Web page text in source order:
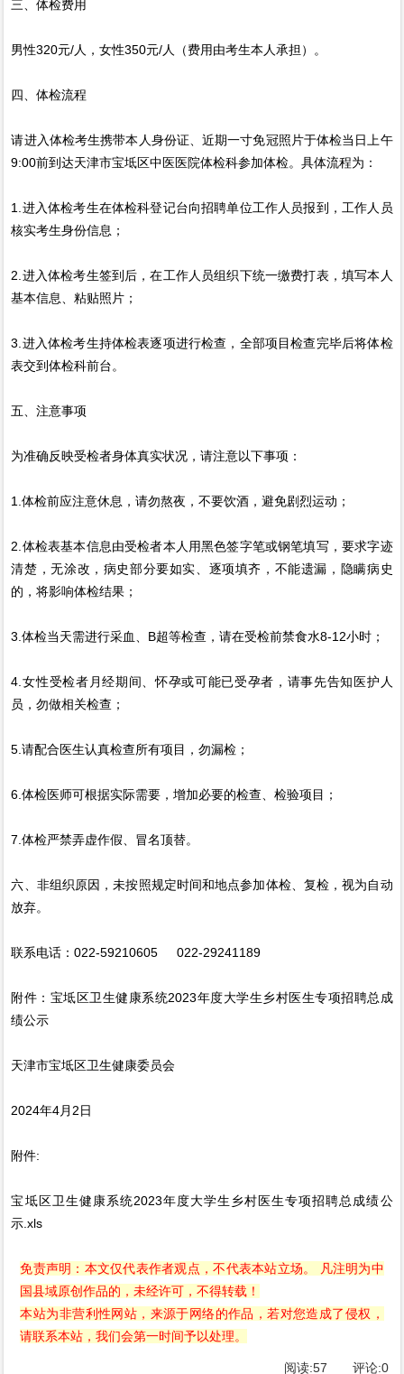
三、体检费用
男性320元/人，女性350元/人（费用由考生本人承担）。
四、体检流程
请进入体检考生携带本人身份证、近期一寸免冠照片于体检当日上午
9:00前到达天津市宝坻区中医医院体检科参加体检。具体流程为：
1.进入体检考生在体检科登记台向招聘单位工作人员报到，工作人员
核实考生身份信息；
2.进入体检考生签到后，在工作人员组织下统一缴费打表，填写本人
基本信息、粘贴照片；
3.进入体检考生持体检表逐项进行检查，全部项目检查完毕后将体检
表交到体检科前台。
五、注意事项
为准确反映受检者身体真实状况，请注意以下事项：
1.体检前应注意休息，请勿熬夜，不要饮酒，避免剧烈运动；
2.体检表基本信息由受检者本人用黑色签字笔或钢笔填写，要求字迹
清楚，无涂改，病史部分要如实、逐项填齐，不能遗漏，隐瞒病史
的，将影响体检结果；
3.体检当天需进行采血、B超等检查，请在受检前禁食水8-12小时；
4.女性受检者月经期间、怀孕或可能已受孕者，请事先告知医护人
员，勿做相关检查；
5.请配合医生认真检查所有项目，勿漏检；
6.体检医师可根据实际需要，增加必要的检查、检验项目；
7.体检严禁弄虚作假、冒名顶替。
六、非组织原因，未按照规定时间和地点参加体检、复检，视为自动
放弃。
联系电话：022-59210605 022-29241189
附件：宝坻区卫生健康系统2023年度大学生乡村医生专项招聘总成
绩公示
天津市宝坻区卫生健康委员会
2024年4月2日
附件:
宝坻区卫生健康系统2023年度大学生乡村医生专项招聘总成绩公
示.xls
免责声明：本文仅代表作者观点，不代表本站立场。 凡注明为中
国县域原创作品的，未经许可，不得转载！
本站为非营利性网站，来源于网络的作品，若对您造成了侵权，
请联系本站，我们会第一时间予以处理。
阅读:57 评论:0